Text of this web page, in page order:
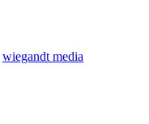
wiegandt media